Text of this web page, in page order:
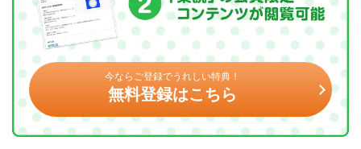
今ならご登録でうれしい特典！
無料登録はこちら